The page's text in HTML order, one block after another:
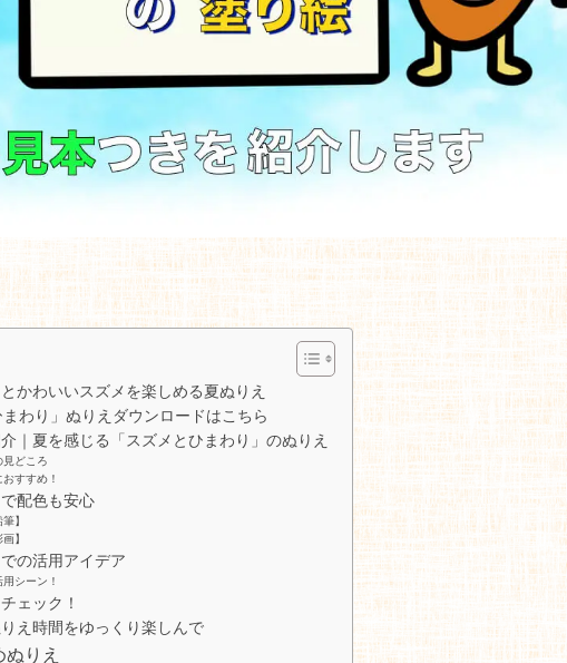
かわいいスズメを楽しめる夏ぬりえ
まわり」ぬりえダウンロードはこちら
｜夏を感じる「スズメとひまわり」のぬりえ
どころ
すすめ！
配色も安心
】
】
の活用アイデア
シーン！
ェック！
え時間をゆっくり楽しんで
りえ